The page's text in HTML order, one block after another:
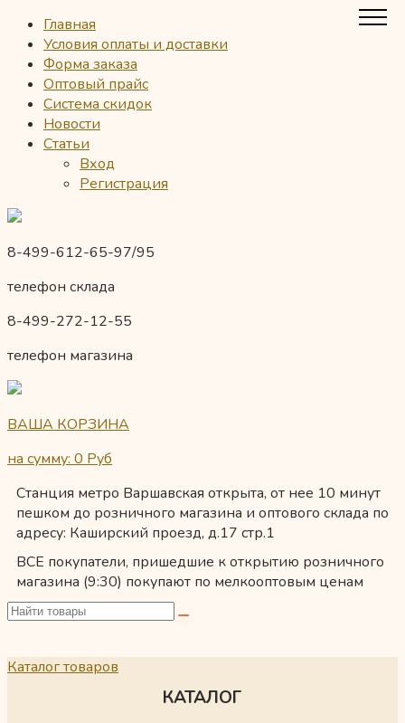
Главная
Условия оплаты и доставки
Форма заказа
Оптовый прайс
Система скидок
Новости
Статьи
Вход
Регистрация
8-499-612-65-97/95
телефон склада
8-499-272-12-55
телефон магазина
ВАША КОРЗИНА
на сумму: 0 Руб
Станция метро Варшавская открыта, от нее 10 минут
пешком до розничного магазина и оптового склада по
адресу: Каширский проезд, д.17 стр.1
ВСЕ покупатели, пришедшие к открытию розничного
магазина (9:30) покупают по мелкооптовым ценам
Каталог товаров
КАТАЛОГ